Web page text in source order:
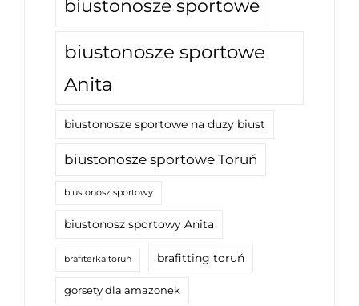
biustonosze sportowe
biustonosze sportowe
Anita
biustonosze sportowe na duzy biust
biustonosze sportowe Toruń
biustonosz sportowy
biustonosz sportowy Anita
brafiterka toruń brafitting toruń
gorsety dla amazonek